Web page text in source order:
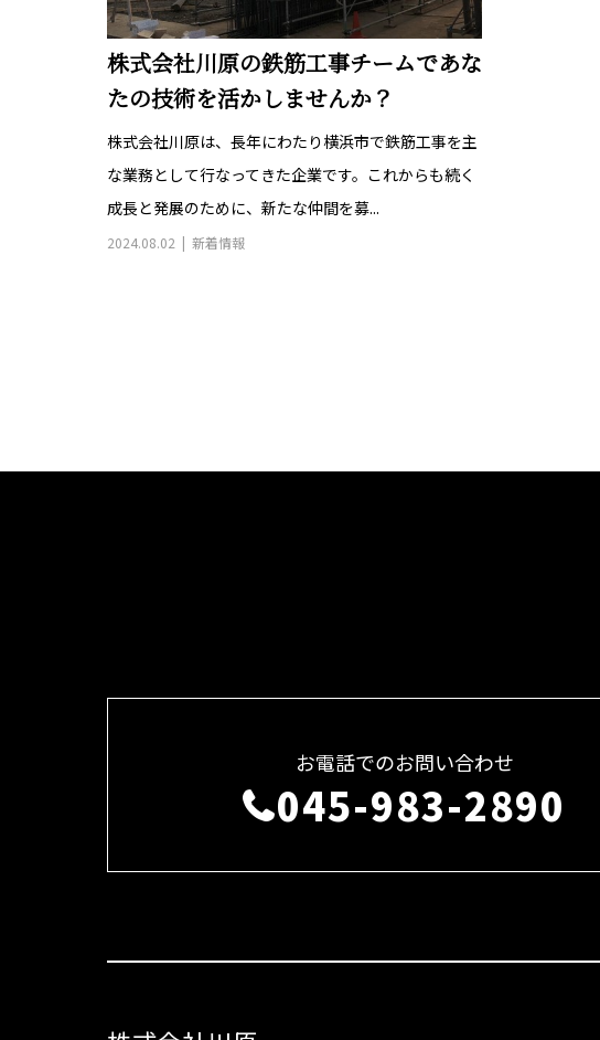
株式会社川原の鉄筋工事チームであな
たの技術を活かしませんか？
株式会社川原は、長年にわたり横浜市で鉄筋工事を主
な業務として行なってきた企業です。これからも続く
成長と発展のために、新たな仲間を募...
2024.08.02 新着情報
お電話でのお問い合わせ
045-983-2890